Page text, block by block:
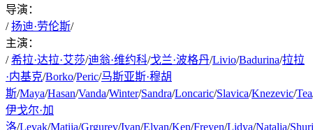
导演：
/ 扬迪·劳伦斯/
主演：
/ 希拉·达拉·艾莎/迪翁·维约科/戈兰·波格丹/Livio/Badurina/拉拉
·内基克/Borko/Peric/马斯亚斯·穆胡
斯/Maya/Hasan/Vanda/Winter/Sandra/Loncaric/Slavica/Knezevic/Tea
伊戈尔·加
洛/Levak/Matija/Grgurev/Ivan/Elvan/Ken/Freyen/Lidya/Natalia/Shuri